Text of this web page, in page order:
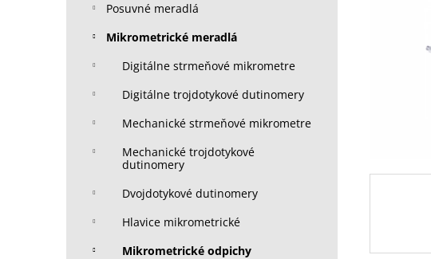
Posuvné meradlá
Mikrometrické meradlá
Digitálne strmeňové mikrometre
Digitálne trojdotykové dutinomery
Mechanické strmeňové mikrometre
Mechanické trojdotykové
dutinomery
Dvojdotykové dutinomery
Hlavice mikrometrické
Mikrometrické odpichy